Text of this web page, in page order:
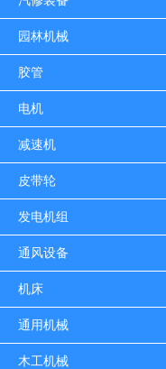
园林机械
胶管
电机
减速机
皮带轮
发电机组
通风设备
机床
通用机械
木工机械